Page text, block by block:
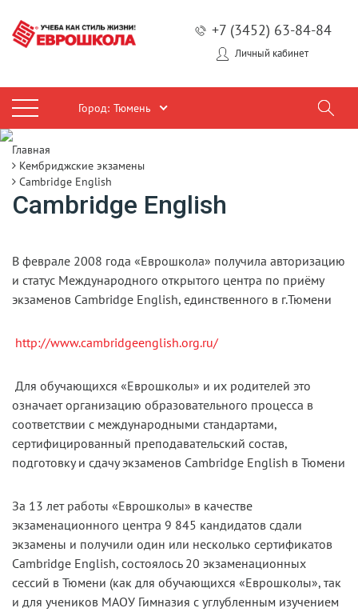
+7 (3452) 63-84-84
Личный кабинет
Город: Тюмень
Главная
Кембриджские экзамены
Cambridge English
Cambridge English
В феврале 2008 года «Еврошкола» получила авторизацию
и статус Международного открытого центра по приёму
экзаменов Cambridge English, единственного в г.Тюмени
http://www.cambridgeenglish.org.ru/
Для обучающихся «Еврошколы» и их родителей это
означает организацию образовательного процесса в
соответствии с международными стандартами,
сертифицированный преподавательский состав,
подготовку и сдачу экзаменов Cambridge English в Тюмени
За 13 лет работы «Еврошколы» в качестве
экзаменационного центра 9 845 кандидатов сдали
экзамены и получили один или несколько сертификатов
Cambridge English, состоялось 20 экзаменационных
сессий в Тюмени (как для обучающихся «Еврошколы», так
и для учеников МАОУ Гимназия с углубленным изучением